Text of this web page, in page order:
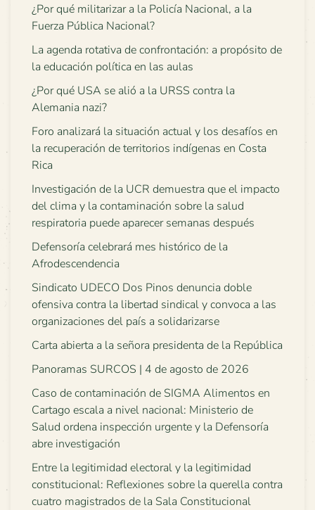
¿Por qué militarizar a la Policía Nacional, a la
Fuerza Pública Nacional?
La agenda rotativa de confrontación: a propósito de
la educación política en las aulas
¿Por qué USA se alió a la URSS contra la
Alemania nazi?
Foro analizará la situación actual y los desafíos en
la recuperación de territorios indígenas en Costa
Rica
Investigación de la UCR demuestra que el impacto
del clima y la contaminación sobre la salud
respiratoria puede aparecer semanas después
Defensoría celebrará mes histórico de la
Afrodescendencia
Sindicato UDECO Dos Pinos denuncia doble
ofensiva contra la libertad sindical y convoca a las
organizaciones del país a solidarizarse
Carta abierta a la señora presidenta de la República
Panoramas SURCOS | 4 de agosto de 2026
Caso de contaminación de SIGMA Alimentos en
Cartago escala a nivel nacional: Ministerio de
Salud ordena inspección urgente y la Defensoría
abre investigación
Entre la legitimidad electoral y la legitimidad
constitucional: Reflexiones sobre la querella contra
cuatro magistrados de la Sala Constitucional